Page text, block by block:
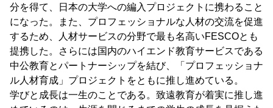
分を得て、日本の大学への編入プロジェクトに携わること
になった。また、プロフェッショナルな人材の交流を促進
するため、人材サービスの分野で最も名高いFESCOとも
提携した。さらには国内のハイエンド教育サービスである
中公教育とパートナーシップを結び、「プロフェッショナ
ル人材育成」プロジェクトをともに推し進めている。
学びと成長は一生のことである。致遠教育が着実に推し進